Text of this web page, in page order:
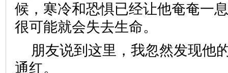
候，寒冷和恐惧已经让他奄奄一
很可能就会失去生命。
朋友说到这里，我忽然发现他
通红。